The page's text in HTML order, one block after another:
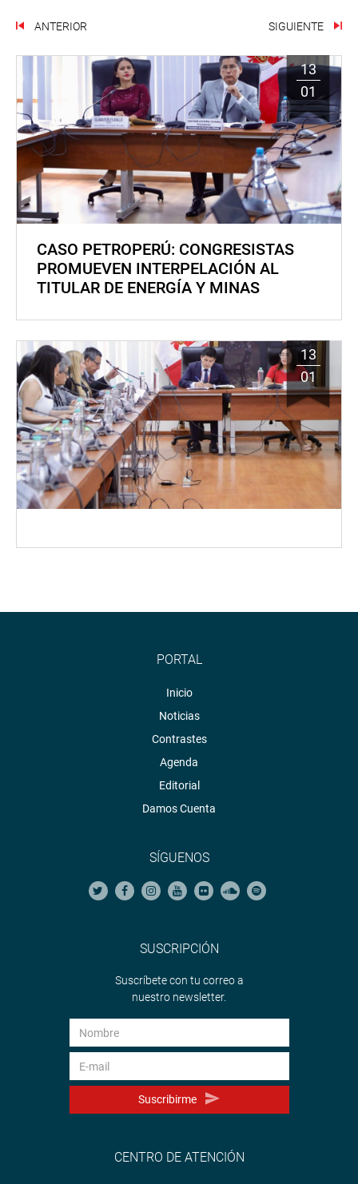
ANTERIOR SIGUIENTE
13
01
CASO PETROPERÚ: CONGRESISTAS
PROMUEVEN INTERPELACIÓN AL
TITULAR DE ENERGÍA Y MINAS
13
01
PORTAL
Inicio
Noticias
Contrastes
Agenda
Editorial
Damos Cuenta
SÍGUENOS
SUSCRIPCIÓN
Suscríbete con tu correo a
nuestro newsletter.
Suscribirme
CENTRO DE ATENCIÓN